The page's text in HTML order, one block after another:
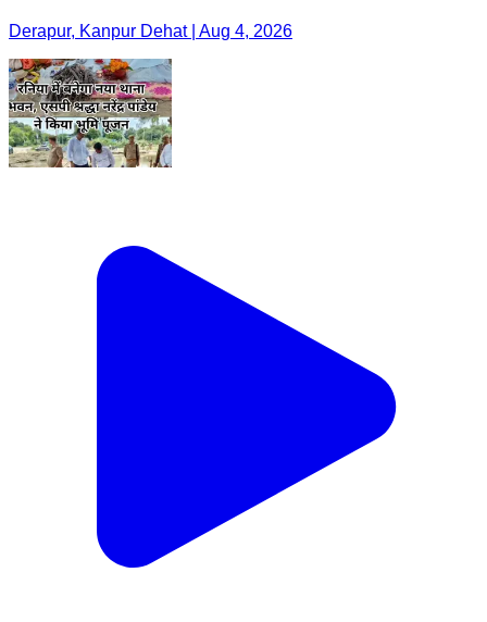
Derapur, Kanpur Dehat | Aug 4, 2026